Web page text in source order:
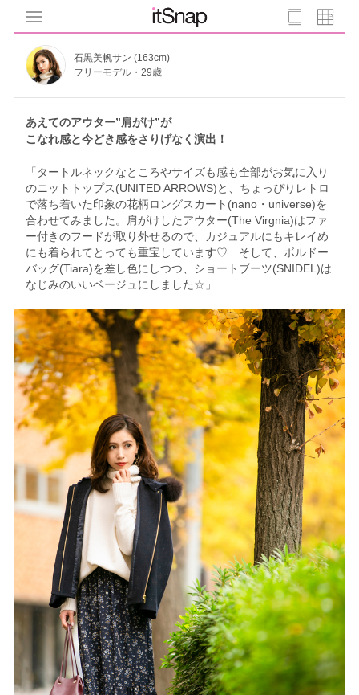
石黒美帆サン (163cm)
フリーモデル・29歳
あえてのアウター”肩がけ”が
こなれ感と今どき感をさりげなく演出！
「タートルネックなところやサイズも感も全部がお気に入り
のニットトップス(UNITED ARROWS)と、ちょっぴりレトロ
で落ち着いた印象の花柄ロングスカート(nano・universe)を
合わせてみました。肩がけしたアウター(The Virgnia)はファ
ー付きのフードが取り外せるので、カジュアルにもキレイめ
にも着られてとっても重宝しています♡ そして、ボルドー
バッグ(Tiara)を差し色にしつつ、ショートブーツ(SNIDEL)は
なじみのいいベージュにしました☆」